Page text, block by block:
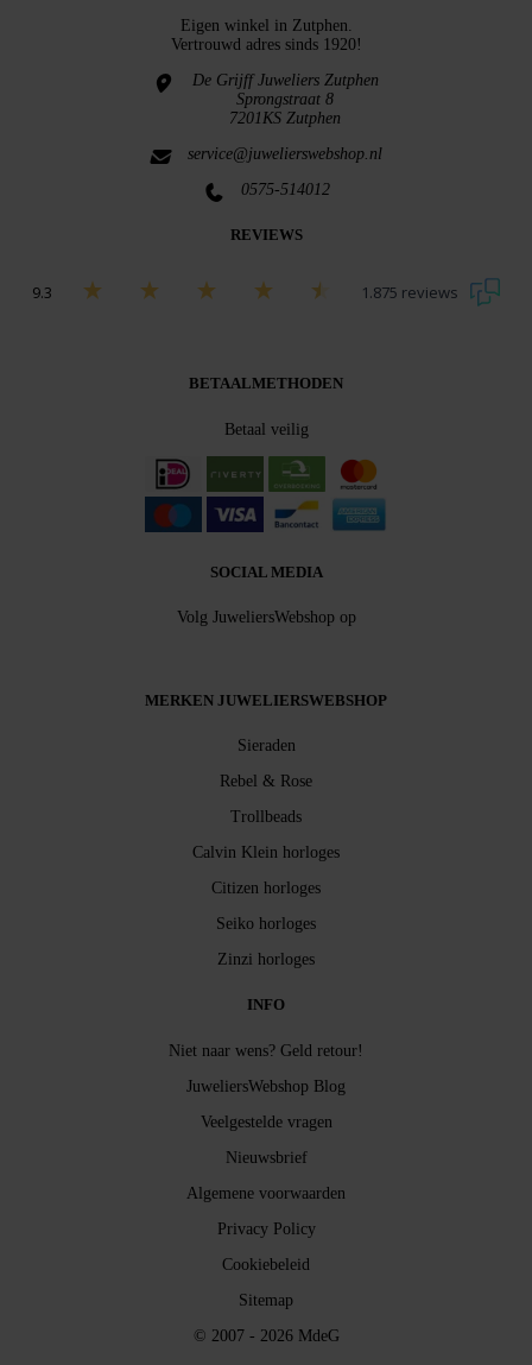
Eigen winkel in Zutphen
Vertrouwd adres sinds 1920!
De Grijff Juweliers Zutphen
Sprongstraat 8
7201KS Zutphen
service@juwelierswebshop.nl
0575-514012
REVIEWS
9.3 1.875 reviews
BETAALMETHODEN
Betaal veilig
SOCIAL MEDIA
Volg JuweliersWebshop op
MERKEN JUWELIERSWEBSHOP
Sieraden
Rebel & Rose
Trollbeads
Calvin Klein horloges
Citizen horloges
Seiko horloges
Zinzi horloges
INFO
Niet naar wens? Geld retour!
JuweliersWebshop Blog
Veelgestelde vragen
Nieuwsbrief
Algemene voorwaarden
Privacy Policy
Cookiebeleid
Sitemap
© 2007 - 2026 MdeG